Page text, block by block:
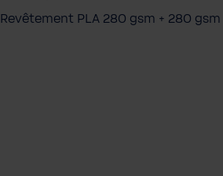
Revêtement PLA 280 gsm + 280 gsm